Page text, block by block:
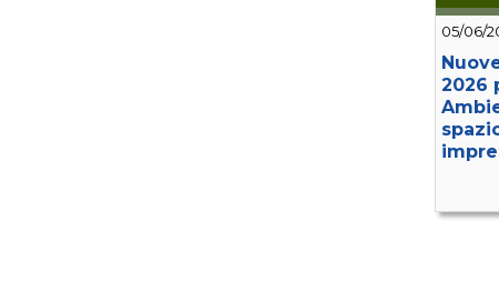
05/06/
2026